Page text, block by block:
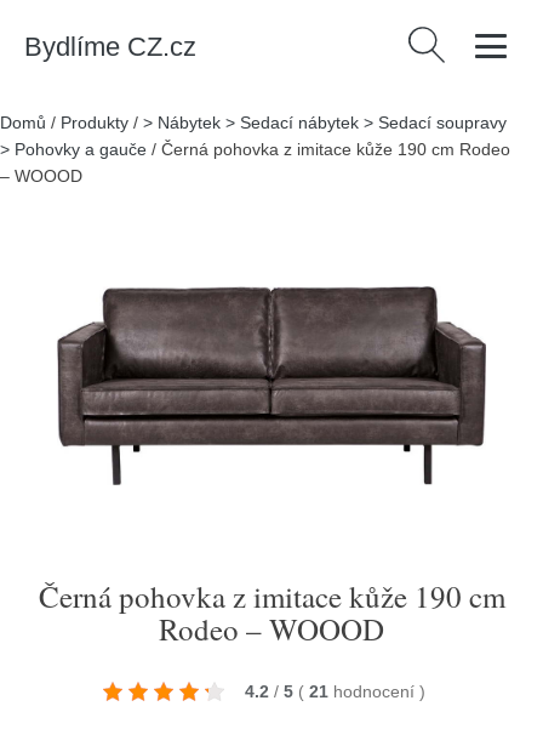
Bydlíme CZ.cz Vyhledávání
Domů / Produkty / > Nábytek > Sedací nábytek > Sedací soupravy
> Pohovky a gauče / Černá pohovka z imitace kůže 190 cm Rodeo
– WOOOD
Černá pohovka z imitace kůže 190 cm
Rodeo – WOOOD
4.2 / 5 ( 21 hodnocení )